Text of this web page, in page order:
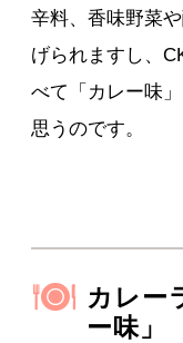
辛料、香味野菜
げられますし、
べて「カレー味
思うのです。
カレー
ー味」